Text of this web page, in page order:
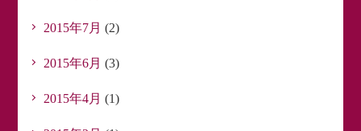
2015年7月 (2)
2015年6月 (3)
2015年4月 (1)